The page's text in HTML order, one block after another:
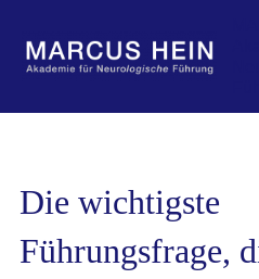
springen
Die wichtigste
Führungsfrage,